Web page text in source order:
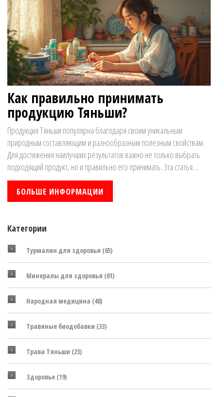
Как правильно принимать
продукцию Тяньши?
Продукция Тяньши популярна благодаря своим уникальным
природным составляющим и разнообразным полезным свойствам.
Для достижения наилучших результатов важно не только выбрать
подходящий продукт, но и правильно его принимать. Эта статья
освещает некоторые интересные методы и советы по применению
продукции Тяньши, чтобы вы могли получить от них максимум
пользы. Понимание основ и возможных противопоказаний помогает
БОЛЬШЕ ИНФОРМАЦИИ
Категории
Турмалин для здоровья (65)
Минералы для здоровья (61)
Народная медицина (48)
Травяные биодобавки (33)
Трава Тяньши (23)
Здоровье (19)